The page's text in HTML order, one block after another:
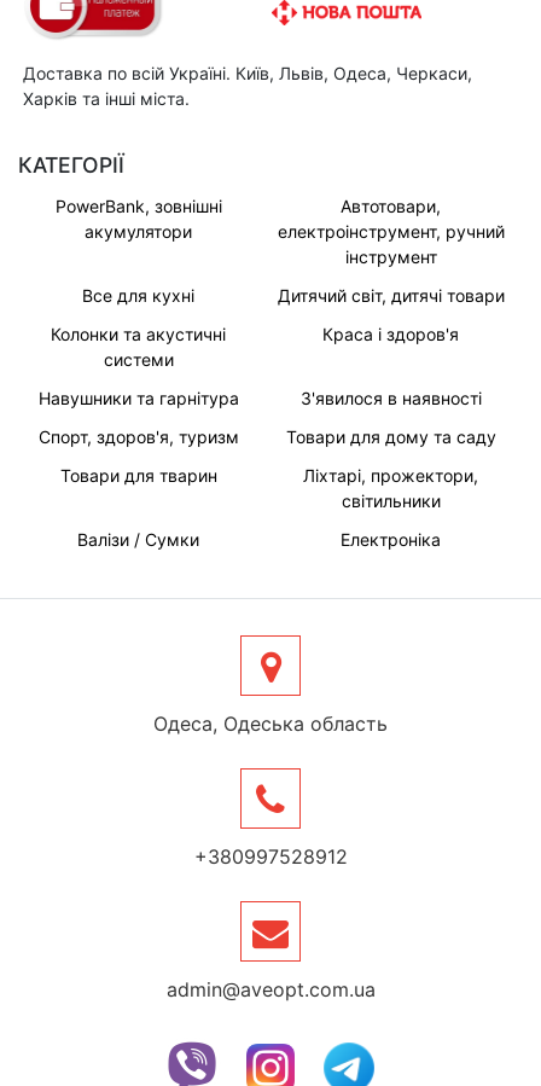
Доставка по всій Україні. Київ, Львів, Одеса, Черкаси,
Харків та інші міста.
КАТЕГОРІЇ
PowerBank, зовнішні
акумулятори
Автотовари,
електроінструмент, ручний
інструмент
Все для кухні
Дитячий світ, дитячі товари
Колонки та акустичні
системи
Краса і здоров'я
Навушники та гарнітура
З'явилося в наявності
Спорт, здоров'я, туризм
Товари для дому та саду
Товари для тварин
Ліхтарі, прожектори,
світильники
Валізи / Сумки
Електроніка
Одеса, Одеська область
+380997528912
admin@aveopt.com.ua